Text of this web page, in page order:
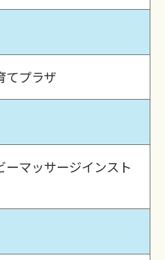
てプラザ
マッサージインスト